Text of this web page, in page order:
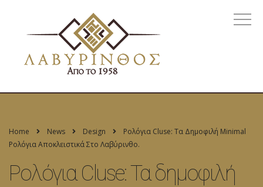
Home News Design
Ρολόγια Cluse: Τα Δημοφιλή Minimal
Ρολόγια Αποκλειστικά Στο Λαβύρινθο.
Ρολόγια Cluse: Τα δημοφιλή